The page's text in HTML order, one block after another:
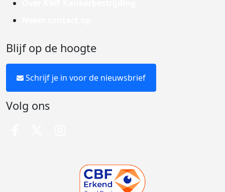
Blijf op de hoogte
Schrijf je in voor de nieuwsbrief
Volg ons